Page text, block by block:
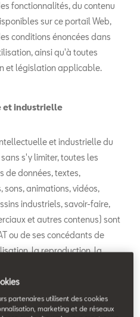
fonctionnalités, du contenu
sur ce portail Web,
conditions énoncées dans
ainsi qu'à toutes
et législation applicable.
et industrielle
et industrielle du
s'y limiter, toutes les
de données, textes,
sons, animations, vidéos,
industriels, savoir-faire,
et autres contenus) sont
ou de ses concédants de
la reproduction, la
la transformation ou
est interdite, de
dans le cadre du service
partenaires utilisent des cookies
marketing et de réseaux